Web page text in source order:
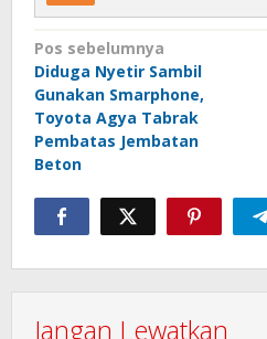
Navigasi
pos
Pos sebelumnya
Diduga Nyetir Sambil
Gunakan Smarphone,
Toyota Agya Tabrak
Pembatas Jembatan
Beton
Jangan Lewatkan